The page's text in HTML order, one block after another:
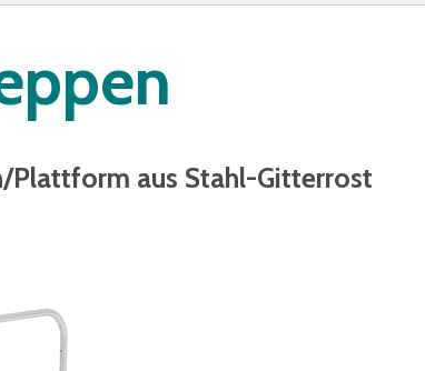
Plattform aus Stahl-Gitterrost